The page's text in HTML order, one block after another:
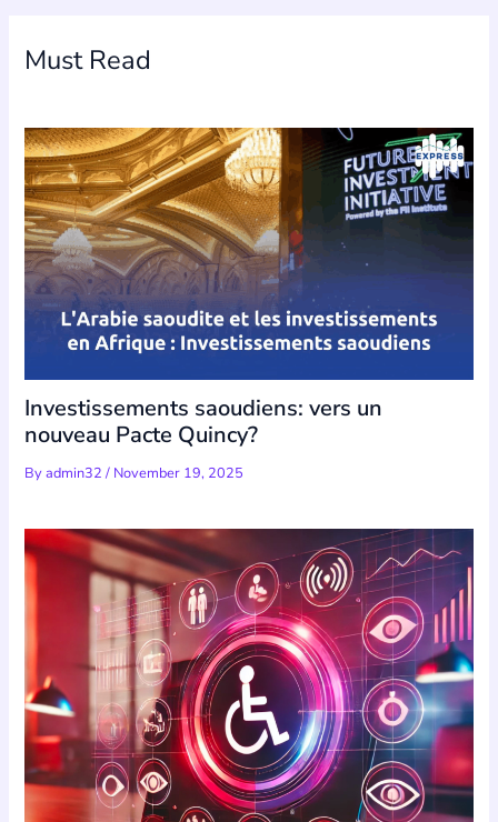
Must Read
Investissements saoudiens: vers un
nouveau Pacte Quincy?
Byadmin32/ November 19, 2025